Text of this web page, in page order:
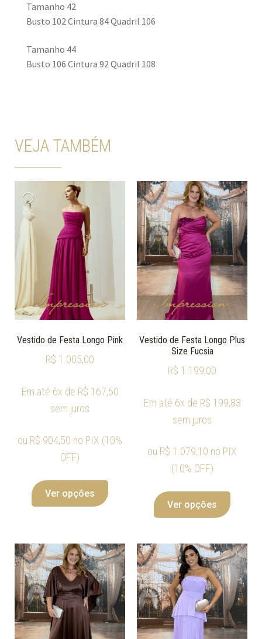
Tamanho 42
Busto 102 Cintura 84 Quadril 106
Tamanho 44
Busto 106 Cintura 92 Quadril 108
VEJA TAMBÉM
Vestido de Festa Longo Pink
R$ 1.005,00
Em até 6x de R$ 167,50
sem juros
ou R$ 904,50 no PIX (10%
OFF)
Ver opções
Vestido de Festa Longo Plus
Size Fucsia
R$ 1.199,00
Em até 6x de R$ 199,83
sem juros
ou R$ 1.079,10 no PIX
(10% OFF)
Ver opções